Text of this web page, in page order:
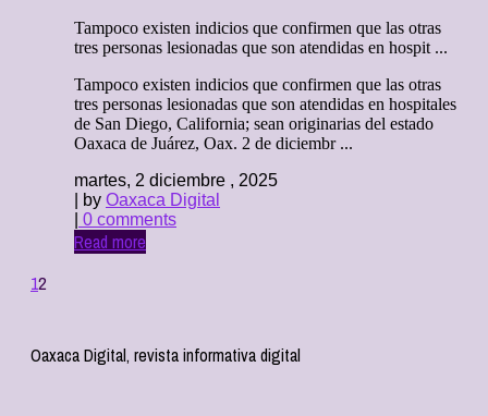
Tampoco existen indicios que confirmen que las otras
tres personas lesionadas que son atendidas en hospit ...
Tampoco existen indicios que confirmen que las otras
tres personas lesionadas que son atendidas en hospitales
de San Diego, California; sean originarias del estado
Oaxaca de Juárez, Oax. 2 de diciembr ...
martes, 2 diciembre , 2025
| by Oaxaca Digital
0 comments
Read more
12
Oaxaca Digital, revista informativa digital